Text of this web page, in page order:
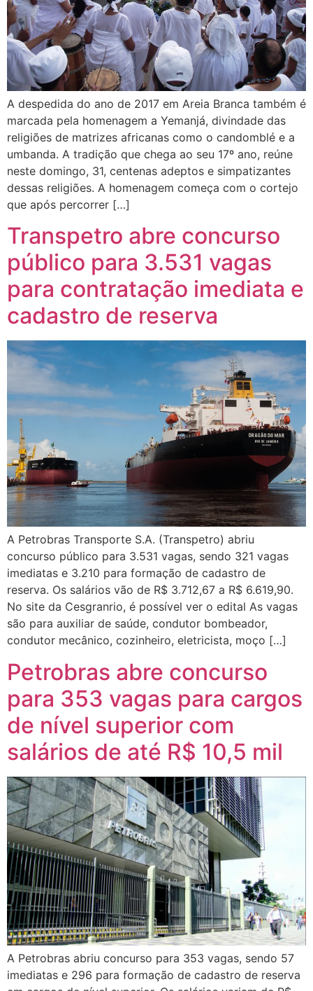
A despedida do ano de 2017 em Areia Branca também é
marcada pela homenagem a Yemanjá, divindade das
religiões de matrizes africanas como o candomblé e a
umbanda. A tradição que chega ao seu 17º ano, reúne
neste domingo, 31, centenas adeptos e simpatizantes
dessas religiões. A homenagem começa com o cortejo
que após percorrer […]
Transpetro abre concurso
público para 3.531 vagas
para contratação imediata e
cadastro de reserva
A Petrobras Transporte S.A. (Transpetro) abriu
concurso público para 3.531 vagas, sendo 321 vagas
imediatas e 3.210 para formação de cadastro de
reserva. Os salários vão de R$ 3.712,67 a R$ 6.619,90.
No site da Cesgranrio, é possível ver o edital As vagas
são para auxiliar de saúde, condutor bombeador,
condutor mecânico, cozinheiro, eletricista, moço […]
Petrobras abre concurso
para 353 vagas para cargos
de nível superior com
salários de até R$ 10,5 mil
A Petrobras abriu concurso para 353 vagas, sendo 57
imediatas e 296 para formação de cadastro de reserva